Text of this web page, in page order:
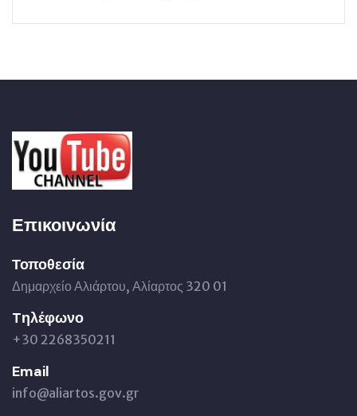
Επικοινωνία
Τοποθεσία
Δημαρχείο Αλιάρτου, Αλίαρτος 320 01
Tηλέφωνο
+30 2268350211
Email
info@aliartos.gov.gr